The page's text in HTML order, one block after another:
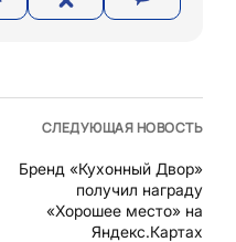
СЛЕДУЮЩАЯ НОВОСТЬ
Бренд «Кухонный Двор»
получил награду
«Хорошее место» на
Яндекс.Картах